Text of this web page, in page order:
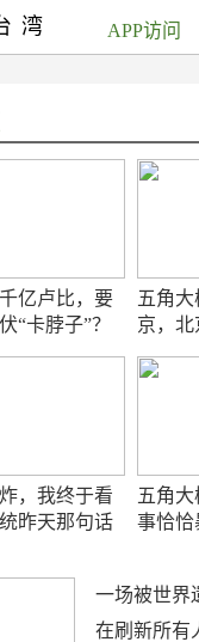
亿卢比，要
“卡脖子”？
五角
京，北
，我终于看
昨天那句话
五角
事恰恰
一场被世界
在刷新所有
湾 APP访问